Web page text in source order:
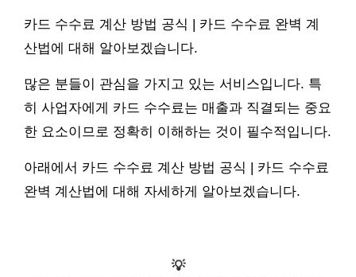
카드 수수료 계산 방법 공식 | 카드 수수료 완벽 계
산법에 대해 알아보겠습니다.
많은 분들이 관심을 가지고 있는 서비스입니다. 특
히 사업자에게 카드 수수료는 매출과 직결되는 중요
한 요소이므로 정확히 이해하는 것이 필수적입니다.
아래에서 카드 수수료 계산 방법 공식 | 카드 수수료
완벽 계산법에 대해 자세하게 알아보겠습니다.
💡